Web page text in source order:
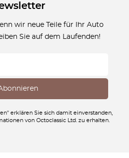
wir neue Teile für Ihr Auto
Sie auf dem Laufenden!
erklären Sie sich damit einverstanden,
von Octoclassic Ltd. zu erhalten.